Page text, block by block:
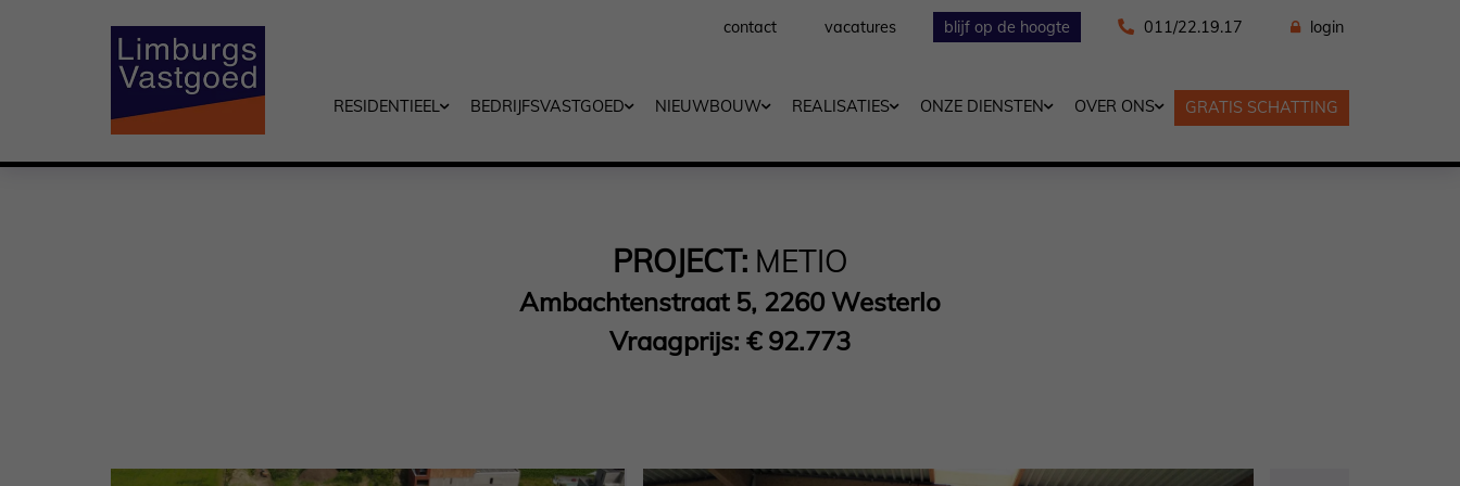
contact vacatures blijf op de hoogte 011/22.19.17 login
RESIDENTIEEL BEDRIJFSVASTGOED NIEUWBOUW REALISATIES ONZE DIENSTEN OVER ONS GRATIS SCHATTING
PROJECT: METIO
Ambachtenstraat 5, 2260 Westerlo
Vraagprijs: € 92.773